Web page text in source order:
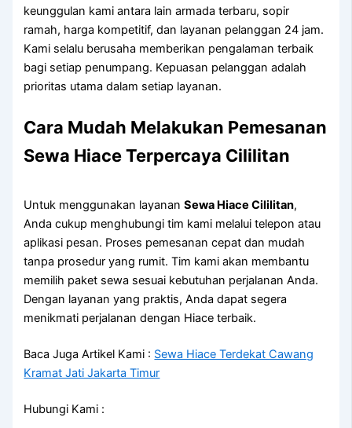
keunggulan kami antara lain armada terbaru, sopir
ramah, harga kompetitif, dan layanan pelanggan 24 jam.
Kami selalu berusaha memberikan pengalaman terbaik
bagi setiap penumpang. Kepuasan pelanggan adalah
prioritas utama dalam setiap layanan.
Cara Mudah Melakukan Pemesanan
Sewa Hiace Terpercaya Cililitan
Untuk menggunakan layananSewa Hiace Cililitan,
Anda cukup menghubungi tim kami melalui telepon atau
aplikasi pesan. Proses pemesanan cepat dan mudah
tanpa prosedur yang rumit. Tim kami akan membantu
memilih paket sewa sesuai kebutuhan perjalanan Anda.
Dengan layanan yang praktis, Anda dapat segera
menikmati perjalanan dengan Hiace terbaik.
Baca Juga Artikel Kami : Sewa Hiace Terdekat Cawang
Kramat Jati Jakarta Timur
Hubungi Kami :